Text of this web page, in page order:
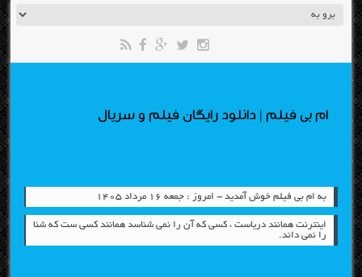
ام بی فیلم | دانلود رایگان فیلم و سریال
به ام بی فیلم خوش آمدید - امروز : جمعه ۱۶ مرداد ۱۴۰۵
اینترنت همانند دریاست ، کسی که آن را نمی شناسد همانند کسی ست که شنا
را نمی داند.